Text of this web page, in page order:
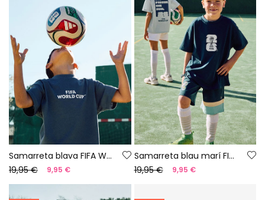
Samarreta blava FIFA WORLD CUP 2026© X Boboli
19,95 €
9,95 €
Samarreta blau marí FIFA WORLD CUP 2026© X Boboli
19,95 €
9,95 €